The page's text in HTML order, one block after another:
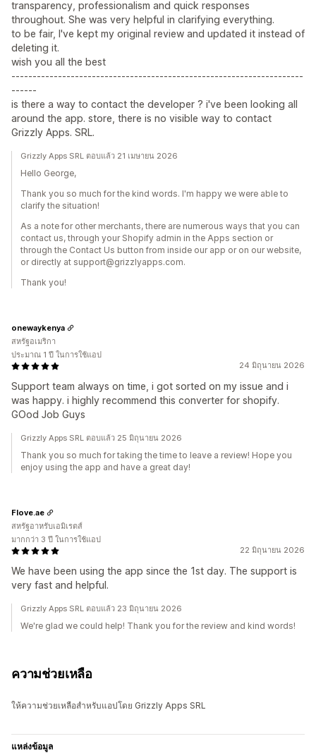
transparency, professionalism and quick responses
throughout. She was very helpful in clarifying everything.
to be fair, I've kept my original review and updated it instead of
deleting it.
wish you all the best
---------------------------------------------------------------------
------
is there a way to contact the developer ? i've been looking all
around the app. store, there is no visible way to contact
Grizzly Apps. SRL.
Grizzly Apps SRL ตอบแล้ว 21 เมษายน 2026
Hello George,
Thank you so much for the kind words. I'm happy we were able to
clarify the situation!
As a note for other merchants, there are numerous ways that you can
contact us, through your Shopify admin in the Apps section or
through the Contact Us button from inside our app or on our website,
or directly at support@grizzlyapps.com.
Thank you!
24 มิถุนายน 2026
Support team always on time, i got sorted on my issue and i
was happy. i highly recommend this converter for shopify.
GOod Job Guys
onewaykenya
สหรัฐอเมริกา
ประมาณ 1 ปี ในการใช้แอป
Grizzly Apps SRL ตอบแล้ว 25 มิถุนายน 2026
Thank you so much for taking the time to leave a review! Hope you
enjoy using the app and have a great day!
22 มิถุนายน 2026
We have been using the app since the 1st day. The support is
very fast and helpful.
Flove.ae
สหรัฐอาหรับเอมิเรตส์
มากกว่า 3 ปี ในการใช้แอป
Grizzly Apps SRL ตอบแล้ว 23 มิถุนายน 2026
We're glad we could help! Thank you for the review and kind words!
ความช่วยเหลือ
ให้ความช่วยเหลือสำหรับแอปโดย Grizzly Apps SRL
แหล่งข้อมูล